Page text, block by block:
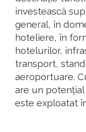
investească
general, în
hoteliere, în
hotelurilor,
transport,
aeroportuare.
are un
este exploatat